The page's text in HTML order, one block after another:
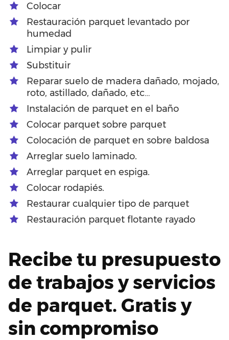
Colocar
Restauración parquet levantado por
humedad
Limpiar y pulir
Substituir
Reparar suelo de madera dañado, mojado,
roto, astillado, dañado, etc…
Instalación de parquet en el baño
Colocar parquet sobre parquet
Colocación de parquet en sobre baldosa
Arreglar suelo laminado.
Arreglar parquet en espiga.
Colocar rodapiés.
Restaurar cualquier tipo de parquet
Restauración parquet flotante rayado
Recibe tu presupuesto
de trabajos y servicios
de parquet. Gratis y
sin compromiso